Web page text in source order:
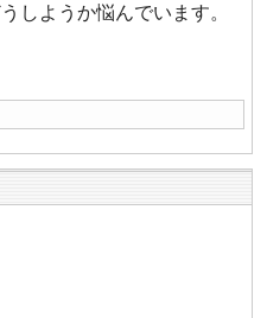
しようか悩んでいます。